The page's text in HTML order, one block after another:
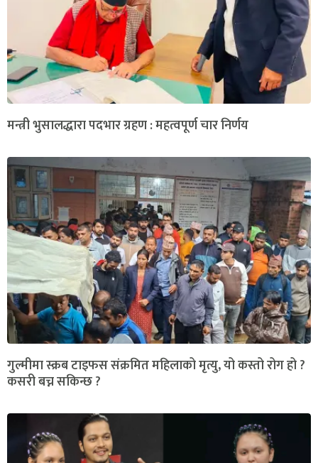
मन्त्री भुसालद्धारा पदभार ग्रहण : महत्वपूर्ण चार निर्णय
गुल्मीमा स्क्रब टाइफस संक्रमित महिलाको मृत्यु, यो कस्तो रोग हो ?
कसरी बच्न सकिन्छ ?